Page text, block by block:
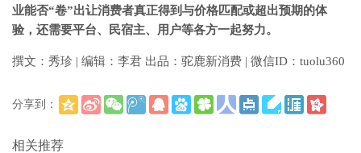
业能否“卷”出让消费者真正得到与价格匹配或超出预期的体
验，还需要平台、民宿主、用户等各方一起努力。
撰文：秀珍 | 编辑：李君 出品：驼鹿新消费 | 微信ID：tuolu360
分享到：
相关推荐